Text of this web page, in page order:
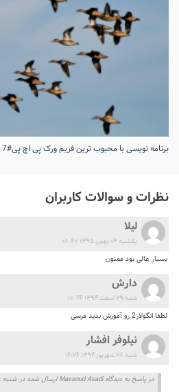
برنامه نویسی با محبوب ترین فریم ورک پی اچ پی#7
نظرات و سوالات کاربران
لیلا
یکشنبه ۰۳ بهمن ۱۳۹۵ ۰۸:۴۷
بسیار عالی بود ممنون
دارش
شنبه ۲۹ اسفند ۱۳۹۴ ۱۷:۴۶
لطفا انگولار2 رو آموزش بدید مرسی
نیلوفر افشار
شنبه ۲۸ شهریور ۱۳۹۴ ۱۶:۲۶
در پاسخ به دیدگاه Massoud Asadi ارسال شده در شنبه ۲۸ شهریور ۱۳۹۴ ۱۳:۱۴